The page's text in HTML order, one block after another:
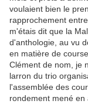
voulaient bien le
rapprochement
m'étais dit que la
d'anthologie, au vu
en matière de
Clément de nom, je
larron du trio
l'assemblée des
rondement mené en